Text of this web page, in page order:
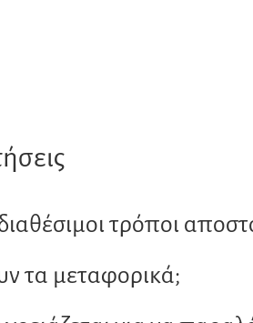
διαθέσιμοι τρόποι
τα μεταφορικά;